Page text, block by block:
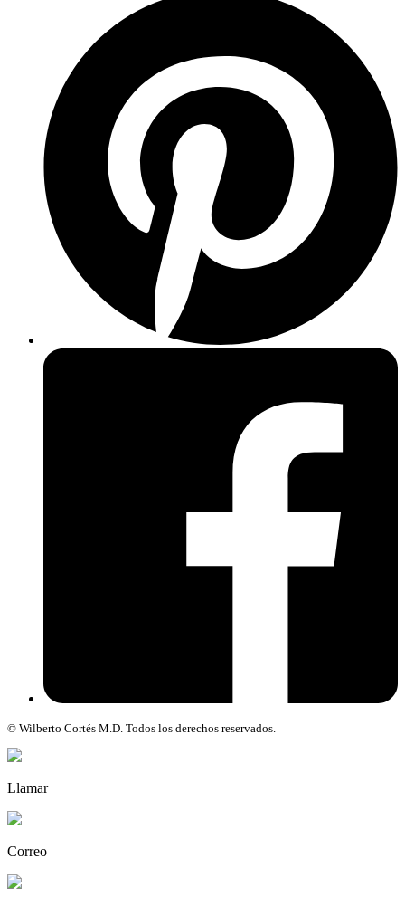
© Wilberto Cortés M.D. Todos los derechos reservados.
Llamar
Correo